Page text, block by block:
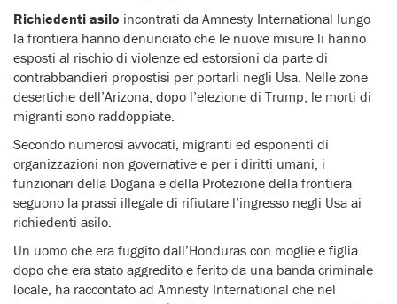
Richiedenti asilo incontrati da Amnesty International lungo
la frontiera hanno denunciato che le nuove misure li hanno
esposti al rischio di violenze ed estorsioni da parte di
contrabbandieri propostisi per portarli negli Usa. Nelle zone
desertiche dell’Arizona, dopo l’elezione di Trump, le morti di
migranti sono raddoppiate.
Secondo numerosi avvocati, migranti ed esponenti di
organizzazioni non governative e per i diritti umani, i
funzionari della Dogana e della Protezione della frontiera
seguono la prassi illegale di rifiutare l’ingresso negli Usa ai
richiedenti asilo.
Un uomo che era fuggito dall’Honduras con moglie e figlia
dopo che era stato aggredito e ferito da una banda criminale
locale, ha raccontato ad Amnesty International che nel